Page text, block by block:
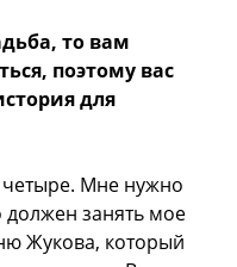
то вам
поэтому вас
для
четыре. Мне нужно
должен занять мое
Жукова, который